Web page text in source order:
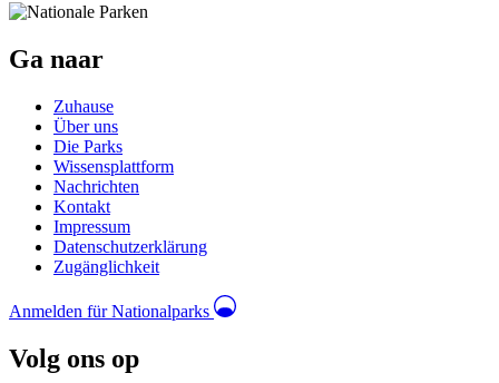
Ga naar
Zuhause
Über uns
Die Parks
Wissensplattform
Nachrichten
Kontakt
Impressum
Datenschutzerklärung
Zugänglichkeit
Anmelden für Nationalparks
Volg ons op